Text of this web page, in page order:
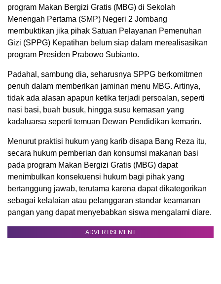
program Makan Bergizi Gratis (MBG) di Sekolah
Menengah Pertama (SMP) Negeri 2 Jombang
membuktikan jika pihak Satuan Pelayanan Pemenuhan
Gizi (SPPG) Kepatihan belum siap dalam merealisasikan
program Presiden Prabowo Subianto.
Padahal, sambung dia, seharusnya SPPG berkomitmen
penuh dalam memberikan jaminan menu MBG. Artinya,
tidak ada alasan apapun ketika terjadi persoalan, seperti
nasi basi, buah busuk, hingga susu kemasan yang
kadaluarsa seperti temuan Dewan Pendidikan kemarin.
Menurut praktisi hukum yang karib disapa Bang Reza itu,
secara hukum pemberian dan konsumsi makanan basi
pada program Makan Bergizi Gratis (MBG) dapat
menimbulkan konsekuensi hukum bagi pihak yang
bertanggung jawab, terutama karena dapat dikategorikan
sebagai kelalaian atau pelanggaran standar keamanan
pangan yang dapat menyebabkan siswa mengalami diare.
ADVERTISEMENT